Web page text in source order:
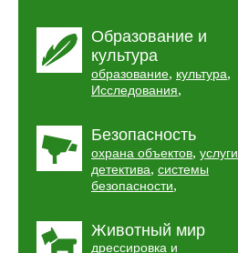
Образование и
культура
образование, культура,
Исследования,
Безопасность
охрана объектов, услуги
детектива, системы
безопасности,
Животный мир
дрессировка и